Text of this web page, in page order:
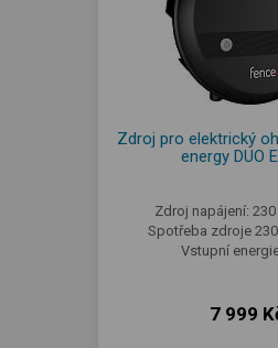
Zdroj pro elektrický
energy DUO
Zdroj napájení:
Spotřeba zdroje 230
Vstupní
7 999